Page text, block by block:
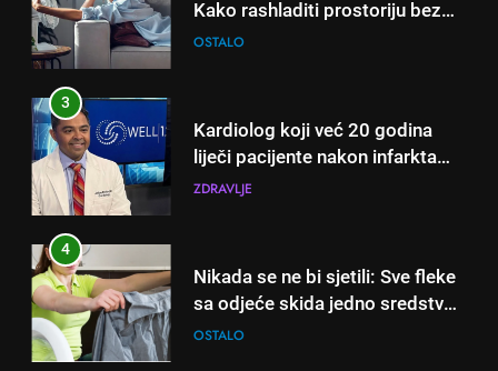
liječi pacijente nakon infarkta
otkrio: Ove 4 jutarnje navike
dana!
ZDRAVLJE
4
Nikada se ne bi sjetili: Sve fleke
sa odjeće skida jedno sredstvo
koje svi imamo u kući
OSTALO
5
Čaj od lovora i cimeta – prirodni
napitak za svakodnevnu rutinu
OSTALO